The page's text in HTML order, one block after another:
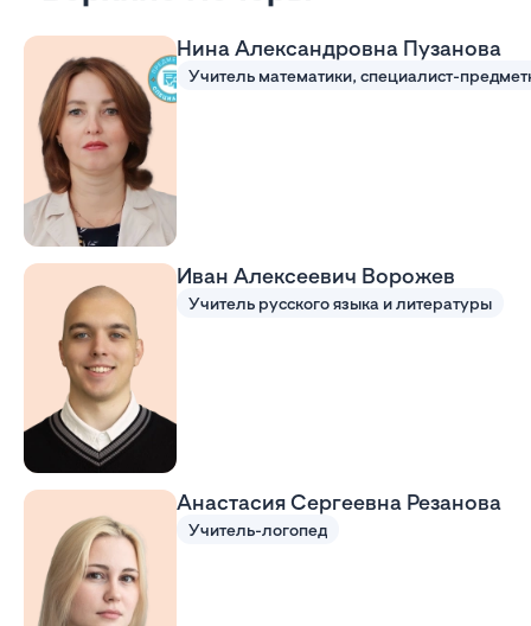
Нина Александровна Пузанова
Учитель математики, специалист-
Иван Алексеевич Ворожев
Учитель русского языка и литературы
Анастасия Сергеевна Резанова
Учитель-логопед